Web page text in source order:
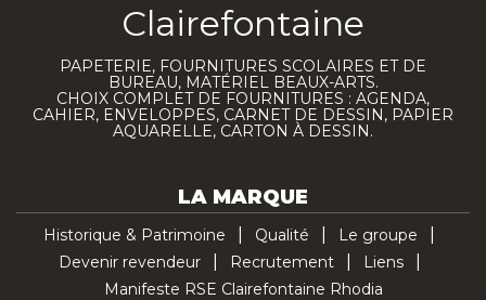
Clairefontaine
PAPETERIE, FOURNITURES SCOLAIRES ET DE
BUREAU, MATÉRIEL BEAUX-ARTS.
CHOIX COMPLET DE FOURNITURES : AGENDA,
CAHIER, ENVELOPPES, CARNET DE DESSIN, PAPIER
AQUARELLE, CARTON À DESSIN.
LA MARQUE
Historique & Patrimoine Qualité
Le groupe
Devenir revendeur
Recrutement
Liens
Manifeste RSE Clairefontaine Rhodia